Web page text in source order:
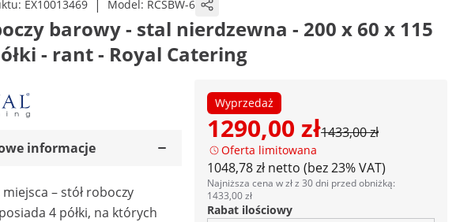
EX10013469 | Model: RCSBW-6
barowy - stal nierdzewna - 200 x 60 x 115
- rant - Royal Catering
Wyprzedaż
1290,00 zł1433,00 zł
Oferta limitowana
1048,78 zł netto (bez 23% VAT)
Najniższa cena w zł z 30 dni przed obniżką:
1433,00 zł
Rabat ilościowy
informacje
– stół roboczy
4 półki, na których